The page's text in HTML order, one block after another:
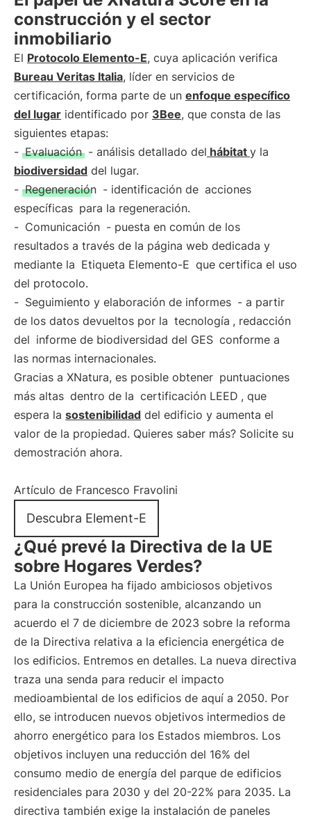
construcción y el sector
inmobiliario
El Protocolo Elemento-E, cuya aplicación verifica
Bureau Veritas Italia, líder en servicios de
certificación, forma parte de un enfoque específico
del lugar identificado por 3Bee, que consta de las
siguientes etapas:
- Evaluación - análisis detallado del hábitat y la
biodiversidad del lugar.
- Regeneración - identificación de acciones
específicas para la regeneración.
- Comunicación - puesta en común de los
resultados a través de la página web dedicada y
mediante la Etiqueta Elemento-E que certifica el uso
del protocolo.
- Seguimiento y elaboración de informes - a partir
de los datos devueltos por la tecnología , redacción
del informe de biodiversidad del GES conforme a
las normas internacionales.
Gracias a XNatura, es posible obtener puntuaciones
más altas dentro de la certificación LEED , que
espera la sostenibilidad del edificio y aumenta el
valor de la propiedad. Quieres saber más? Solicite su
demostración ahora.
Artículo de Francesco Fravolini
Descubra Element-E
¿Qué prevé la Directiva de la UE
sobre Hogares Verdes?
La Unión Europea ha fijado ambiciosos objetivos
para la construcción sostenible, alcanzando un
acuerdo el 7 de diciembre de 2023 sobre la reforma
de la Directiva relativa a la eficiencia energética de
los edificios. Entremos en detalles. La nueva directiva
traza una senda para reducir el impacto
medioambiental de los edificios de aquí a 2050. Por
ello, se introducen nuevos objetivos intermedios de
ahorro energético para los Estados miembros. Los
objetivos incluyen una reducción del 16% del
consumo medio de energía del parque de edificios
residenciales para 2030 y del 20-22% para 2035. La
directiva también exige la instalación de paneles